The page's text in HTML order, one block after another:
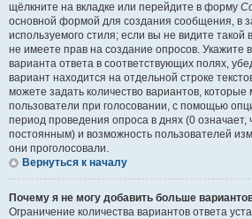
щёлкните на вкладке или перейдите в форму
основной формой для создания сообщения, в
используемого стиля; если вы не видите
не имеете прав на создание опросов. Укажите
варианта ответа в соответствующих полях,
вариант находится на отдельной строке
можете задать количество вариантов, которые
пользователи при голосовании, с помощью
период проведения опроса в днях (0 означает,
постоянным) и возможность пользователей
они проголосовали.
Вернуться к началу
Почему я не могу добавить больше
Ограничение количества вариантов ответа